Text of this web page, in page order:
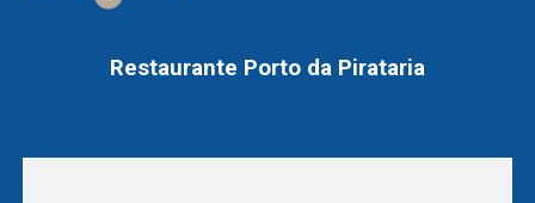
Restaurante Porto da Pirataria